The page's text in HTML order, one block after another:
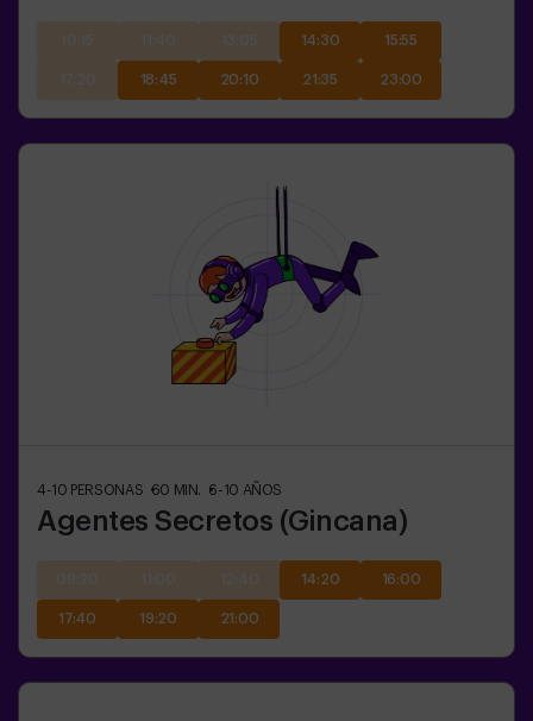
14:30 15:55
18:45 20:10 21:35 23:00
4-10 PERSONAS 60 MIN. 6-10 AÑOS
Agentes Secretos (Gincana)
14:20 16:00
17:40 19:20 21:00